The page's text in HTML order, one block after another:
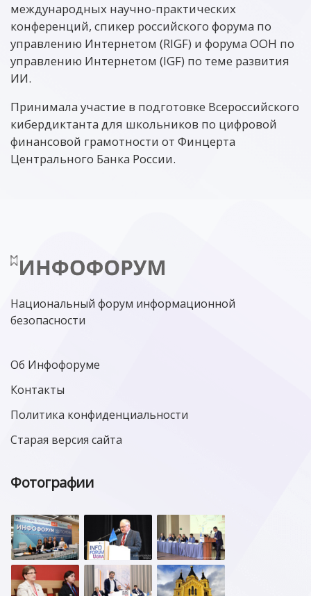
международных научно-практических
конференций, спикер российского форума по
управлению Интернетом (RIGF) и форума ООН по
управлению Интернетом (IGF) по теме развития
ИИ.
Принимала участие в подготовке Всероссийского
кибердиктанта для школьников по цифровой
финансовой грамотности от Финцерта
Центрального Банка России.
Национальный форум информационной
безопасности
Об Инфофоруме
Контакты
Политика конфиденциальности
Старая версия сайта
Фотографии